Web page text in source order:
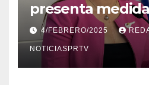
presenta
violencia en el
4/FEBRERO/2025
NOTICIASPRTV